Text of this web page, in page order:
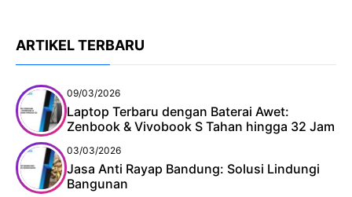
ARTIKEL TERBARU
09/03/2026
Laptop Terbaru dengan Baterai Awet:
Zenbook & Vivobook S Tahan hingga 32 Jam
03/03/2026
Jasa Anti Rayap Bandung: Solusi Lindungi
Bangunan